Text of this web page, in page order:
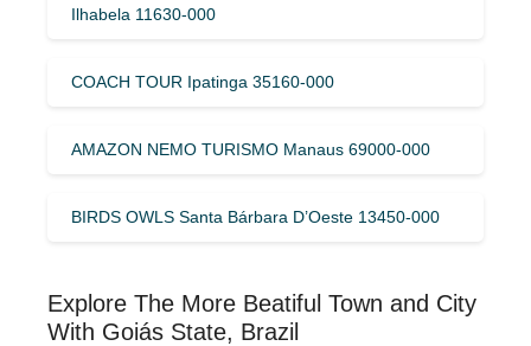
Ilhabela 11630-000
COACH TOUR Ipatinga 35160-000
AMAZON NEMO TURISMO Manaus 69000-000
BIRDS OWLS Santa Bárbara D’Oeste 13450-000
Explore The More Beatiful Town and City
With Goiás State, Brazil